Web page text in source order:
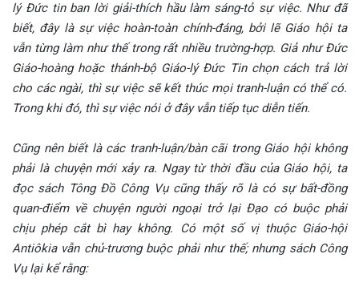
lý Đức tin ban lời giải-thích hầu làm sáng-tỏ sự việc. Như đã
biết, đây là sự việc hoàn-toàn chính-đáng, bởi lẽ Giáo hội ta
vẫn từng làm như thế trong rất nhiều trường-hợp. Giả như Đức
Giáo-hoàng hoặc thánh-bộ Giáo-lý Đức Tin chọn cách trả lời
cho các ngài, thì sự việc sẽ kết thúc mọi tranh-luận có thể có.
Trong khi đó, thì sự việc nói ở đây vẫn tiếp tục diễn tiến.
Cũng nên biết là các tranh-luận/bàn cãi trong Giáo hội không
phải là chuyện mới xảy ra. Ngay từ thời đầu của Giáo hội, ta
đọc sách Tông Đồ Công Vụ cũng thấy rõ là có sự bất-đồng
quan-điểm về chuyện người ngoại trở lại Đạo có buộc phải
chịu phép cắt bì hay không. Có một số vị thuộc Giáo-hội
Antiôkia vẫn chủ-trương buộc phải như thế; nhưng sách Công
Vụ lại kể rằng: